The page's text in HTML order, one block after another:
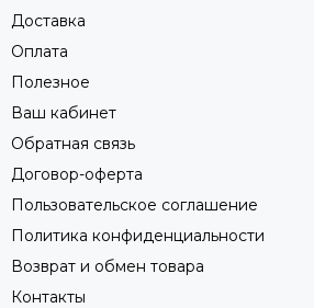
Доставка
Оплата
Полезное
Ваш кабинет
Обратная связь
Договор-оферта
Пользовательское соглашение
Политика конфиденциальности
Возврат и обмен товара
Контакты